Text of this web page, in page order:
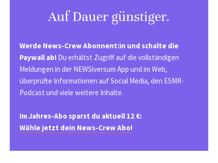
Auf Dauer günstiger.
Werde News-Crew Abonnent:in und schalte die
Paywall ab! Du erhältst Zugriff auf die vollständigen
Meldungen in der NEWSiversum App und im Web,
überprüfte Informationen auf Social Media, den ESMR-
Podcast und viele weitere Inhalte.
Im Jahres-Abo sparst du aktuell 12 €:
Wähle jetzt dein News-Crew Abo!